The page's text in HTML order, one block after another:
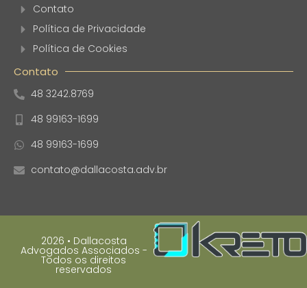
Contato
Política de Privacidade
Política de Cookies
Contato
48 3242.8769
48 99163-1699
48 99163-1699
contato@dallacosta.adv.br
2026 • Dallacosta
Advogados Associados -
Todos os direitos
reservados